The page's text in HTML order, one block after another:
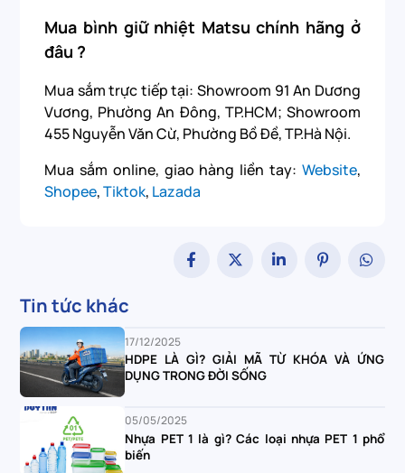
Mua bình giữ nhiệt Matsu chính hãng ở
đâu ?
Mua sắm trực tiếp tại: Showroom 91 An Dương
Vương, Phường An Đông, TP.HCM; Showroom
455 Nguyễn Văn Cừ, Phường Bồ Đề, TP.Hà Nội.
Mua sắm online, giao hàng liền tay: Website,
Shopee,Tiktok, Lazada
Tin tức khác
17/12/2025
HDPE LÀ GÌ? GIẢI MÃ TỪ KHÓA VÀ ỨNG
DỤNG TRONG ĐỜI SỐNG
05/05/2025
Nhựa PET 1 là gì? Các loại nhựa PET 1 phổ
biến